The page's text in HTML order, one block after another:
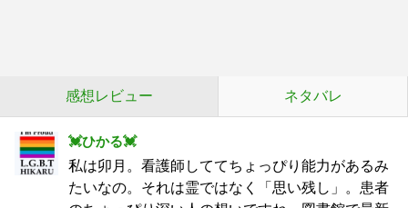
感想レビュー ネタバレ
︎💓ひかる💓
私は卯月。看護師しててちょっぴり能力があるみ
たいなの。それは霊ではなく「思い残し」。患者